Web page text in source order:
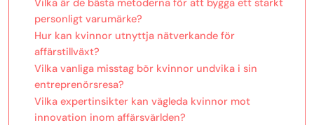
personligt varumärke?
Hur kan kvinnor utnyttja nätverkande för
affärstillväxt?
Vilka vanliga misstag bör kvinnor undvika i sin
entreprenörsresa?
Vilka expertinsikter kan vägleda kvinnor mot
innovation inom affärsvärlden?